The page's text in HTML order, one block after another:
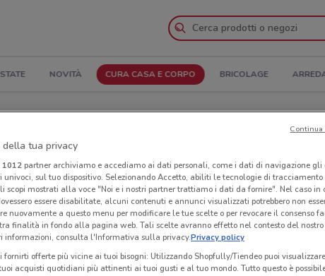
NOVITÀ CURA CASA E CORPO BRICOLAGE
e Indirizzi
Negozi Mega a Fiumicino
della tua privacy
1012partner archiviamo e accediamo ai dati personali, come i dati di navigazione gli
sul tuo dispositivo. Selezionando Accetto, abiliti le tecnologie di
scopi mostrati alla voce "Noi e i nostri partner trattiamo i dati da fornire". Nel caso in
essere disabilitate, alcuni contenuti e annunci visualizzati potrebbero non
nuovamente a questo menu per modificare le tue scelte o per revocare il consenso
finalità in fondo alla pagina web. Tali scelte avranno effetto nel contesto del nostro
informazioni, consulta l'Informativa sulla privacy.Privacy policy
fornirti offerte più vicine ai tuoi bisogni: Utilizzando Shopfully/Tiendeo puoi
acquisti quotidiani più attinenti ai tuoi gusti e al tuo mondo. Tutto questo è